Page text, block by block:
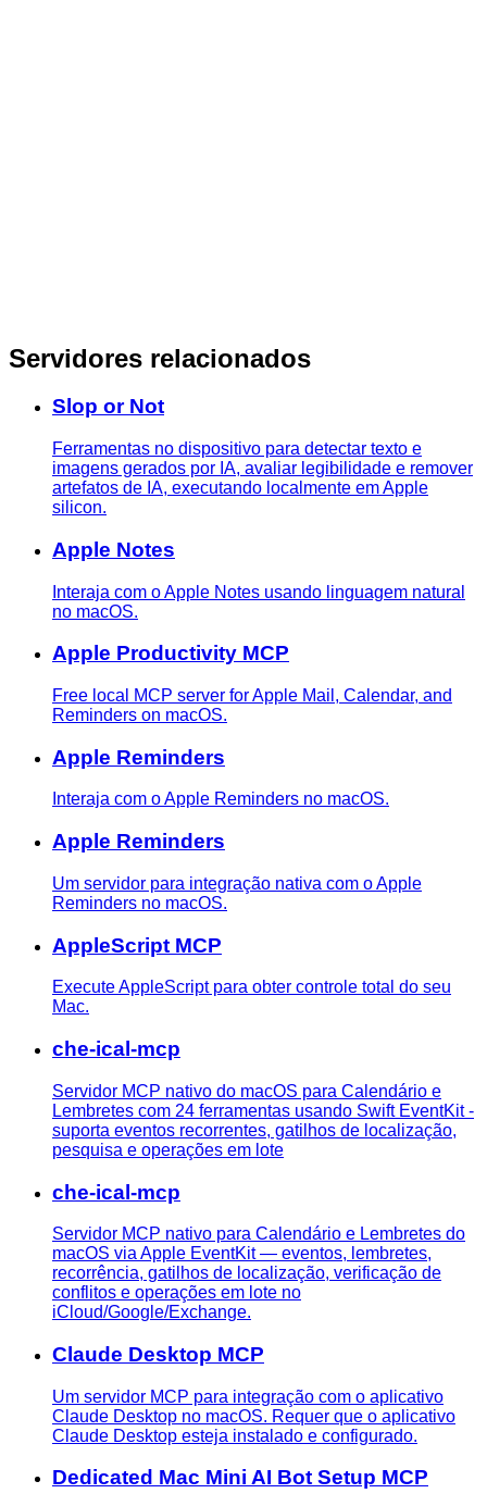
Servidores relacionados
Slop or Not
Ferramentas no dispositivo para detectar texto e
imagens gerados por IA, avaliar legibilidade e remover
artefatos de IA, executando localmente em Apple
silicon.
Apple Notes
Interaja com o Apple Notes usando linguagem natural
no macOS.
Apple Productivity MCP
Free local MCP server for Apple Mail, Calendar, and
Reminders on macOS.
Apple Reminders
Interaja com o Apple Reminders no macOS.
Apple Reminders
Um servidor para integração nativa com o Apple
Reminders no macOS.
AppleScript MCP
Execute AppleScript para obter controle total do seu
Mac.
che-ical-mcp
Servidor MCP nativo do macOS para Calendário e
Lembretes com 24 ferramentas usando Swift EventKit -
suporta eventos recorrentes, gatilhos de localização,
pesquisa e operações em lote
che-ical-mcp
Servidor MCP nativo para Calendário e Lembretes do
macOS via Apple EventKit — eventos, lembretes,
recorrência, gatilhos de localização, verificação de
conflitos e operações em lote no
iCloud/Google/Exchange.
Claude Desktop MCP
Um servidor MCP para integração com o aplicativo
Claude Desktop no macOS. Requer que o aplicativo
Claude Desktop esteja instalado e configurado.
Dedicated Mac Mini AI Bot Setup MCP